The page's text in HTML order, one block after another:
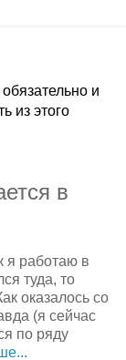
и
из этого
в
я работаю в
туда, то
оказалось со
(я сейчас
по ряду